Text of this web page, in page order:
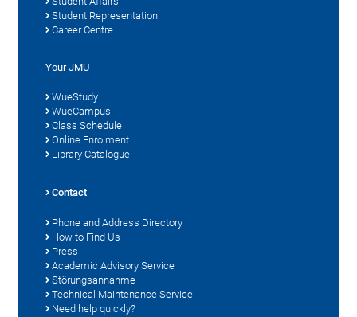
Student Representation
Career Centre
Your JMU
WueStudy
WueCampus
Class Schedule
Online Enrolment
Library Catalogue
Contact
Phone and Address Directory
How to Find Us
Press
Academic Advisory Service
Störungsannahme
Technical Maintenance Service
Need help quickly?